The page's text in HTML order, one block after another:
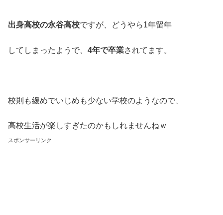
出身高校の永谷高校ですが、どうやら1年留年
してしまったようで、 4年で卒業されてます。
校則も緩めでいじめも少ない学校のようなので、
高校生活が楽しすぎたのかもしれませんねｗ
スポンサーリンク